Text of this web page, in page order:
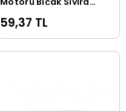
59,37 TL